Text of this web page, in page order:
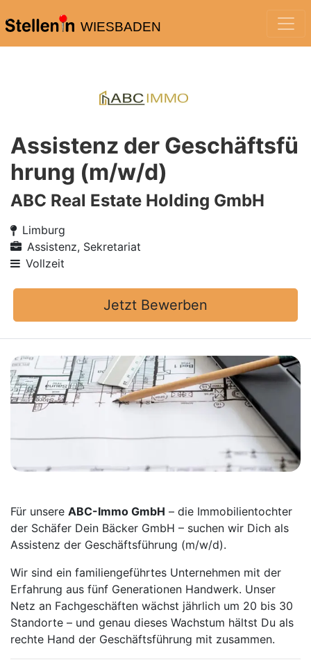
WIESBADEN
Assistenz der Geschäftsfü
hrung (m/w/d)
ABC Real Estate Holding GmbH
Limburg
Assistenz, Sekretariat
Vollzeit
Jetzt Bewerben
Für unsere ABC-Immo GmbH – die Immobilientochter
der Schäfer Dein Bäcker GmbH – suchen wir Dich als
Assistenz der Geschäftsführung (m/w/d).
Wir sind ein familiengeführtes Unternehmen mit der
Erfahrung aus fünf Generationen Handwerk. Unser
Netz an Fachgeschäften wächst jährlich um 20 bis 30
Standorte – und genau dieses Wachstum hältst Du als
rechte Hand der Geschäftsführung mit zusammen.